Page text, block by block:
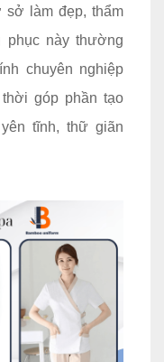
sở làm đẹp, thẩm
phục này thường
chuyên nghiệp
góp phần tạo
tĩnh, thữ giãn